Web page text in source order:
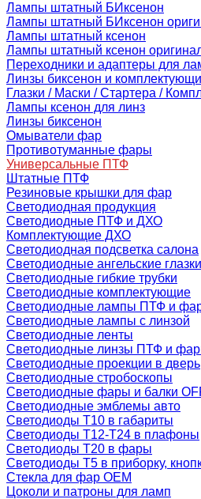
Лампы штатный БИксенон
Лампы штатный БИксенон
Лампы штатный ксенон
Лампы штатный ксенон
Переходники и адаптеры для
Линзы биксенон и
Глазки / Маски / Стартера /
Лампы ксенон для линз
Линзы биксенон
Омыватели фар
Противотуманные фары
Универсальные ПТФ
Штатные ПТФ
Резиновые крышки для фар
Светодиодная продукция
Светодиодные ПТФ и ДХО
Комплектующие ДХО
Светодиодная подсветка салона
Светодиодные ангельские глазки
Светодиодные гибкие трубки
Светодиодные комплектующие
Светодиодные лампы ПТФ и
Светодиодные лампы с линзой
Светодиодные ленты
Светодиодные линзы ПТФ и
Светодиодные проекции в дверь
Светодиодные стробоскопы
Светодиодные фары и балки
Светодиодные эмблемы авто
Светодиоды T10 в габариты
Светодиоды T12-T24 в плафоны
Светодиоды T20 в фары
Светодиоды T5 в приборку,
Стекла для фар OEM
Цоколи и патроны для ламп